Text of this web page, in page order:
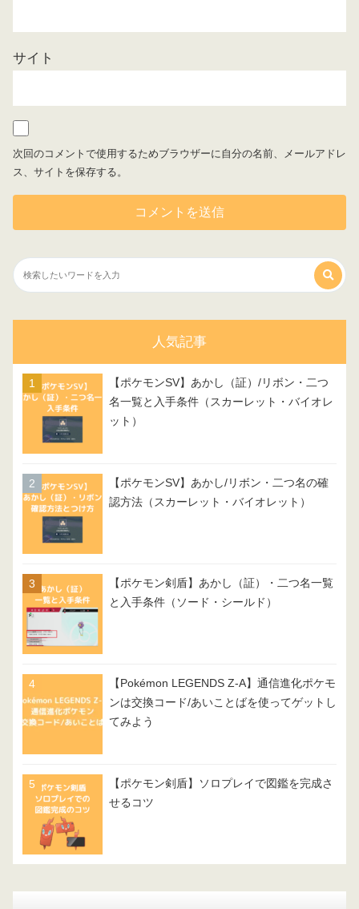
サイト
次回のコメントで使用するためブラウザーに自分の名前、メールアドレ
ス、サイトを保存する。
人気記事
【ポケモンSV】あかし（証）/リボン・二つ
名一覧と入手条件（スカーレット・バイオレ
ット）
【ポケモンSV】あかし/リボン・二つ名の確
認方法（スカーレット・バイオレット）
【ポケモン剣盾】あかし（証）・二つ名一覧
と入手条件（ソード・シールド）
【Pokémon LEGENDS Z-A】通信進化ポケモ
ンは交換コード/あいことばを使ってゲットし
てみよう
【ポケモン剣盾】ソロプレイで図鑑を完成さ
せるコツ